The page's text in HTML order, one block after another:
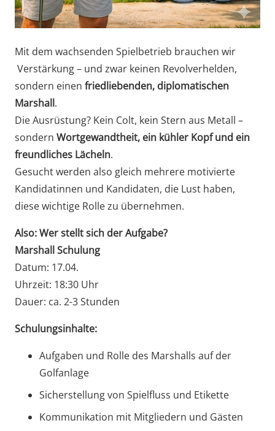
Mit dem wachsenden Spielbetrieb brauchen wir
Verstärkung – und zwar keinen Revolverhelden,
sondern einen friedliebenden, diplomatischen
Marshall.
Die Ausrüstung? Kein Colt, kein Stern aus Metall –
sondern Wortgewandtheit, ein kühler Kopf und ein
freundliches Lächeln.
Gesucht werden also gleich mehrere motivierte
Kandidatinnen und Kandidaten, die Lust haben,
diese wichtige Rolle zu übernehmen.
Also: Wer stellt sich der Aufgabe?
Marshall Schulung
Datum: 17.04.
Uhrzeit: 18:30 Uhr
Dauer: ca. 2-3 Stunden
Schulungsinhalte:
Aufgaben und Rolle des Marshalls auf der
Golfanlage
Sicherstellung von Spielfluss und Etikette
Kommunikation mit Mitgliedern und Gästen